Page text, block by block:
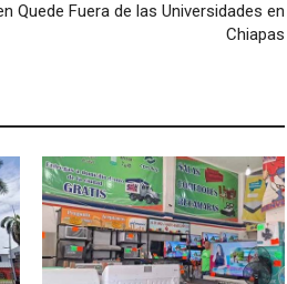
Quede Fuera de las Universidades en
Chiapas